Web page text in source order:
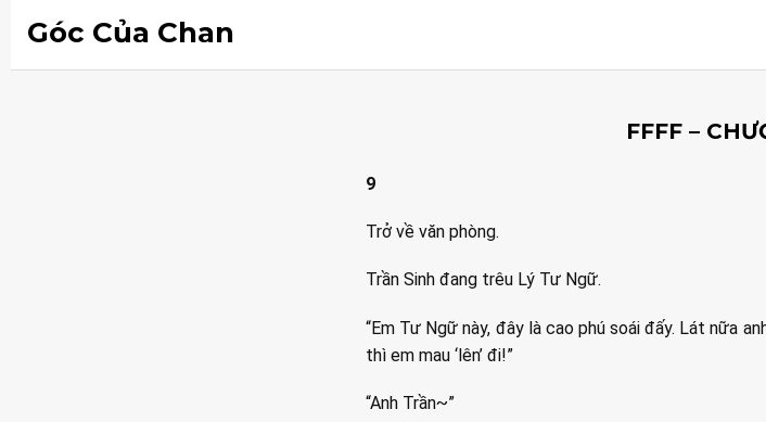
Góc Của Chan
FFFF –
9
Trở về văn phòng.
Trần Sinh đang trêu Lý Tư Ngữ.
“Em Tư Ngữ này, đây là cao phú soái đấy. Lát nữa
thì em mau ‘lên’ đi!”
“Anh Trần~”